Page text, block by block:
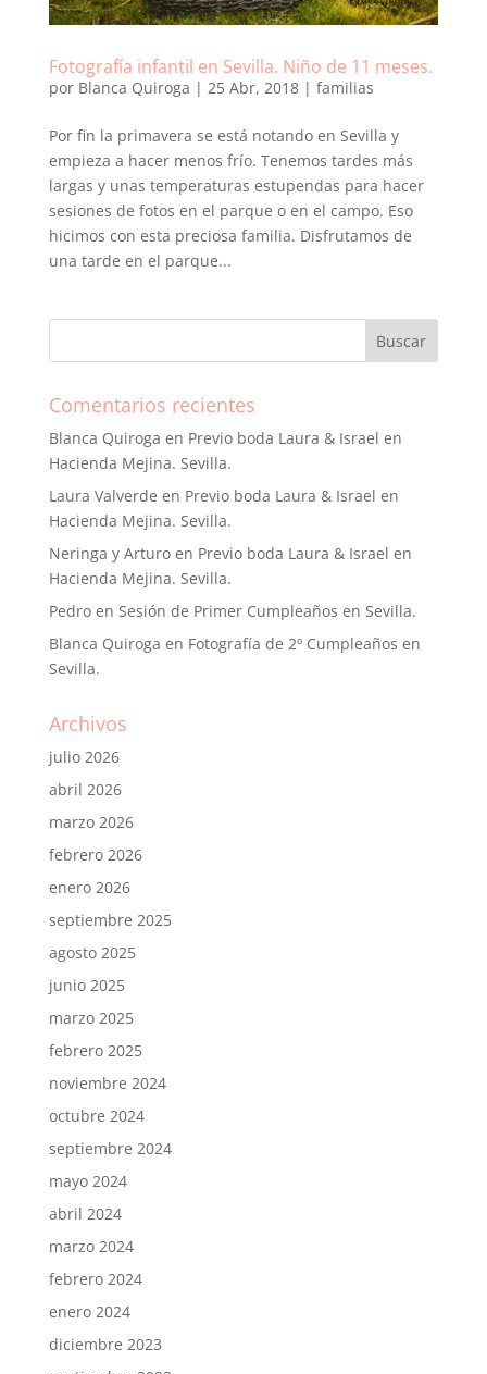
Fotografía infantil en Sevilla. Niño de 11 meses.
por Blanca Quiroga | 25 Abr, 2018| familias
Por fin la primavera se está notando en Sevilla y
empieza a hacer menos frío. Tenemos tardes más
largas y unas temperaturas estupendas para hacer
sesiones de fotos en el parque o en el campo. Eso
hicimos con esta preciosa familia. Disfrutamos de
una tarde en el parque...
Comentarios recientes
Blanca Quiroga en Previo boda Laura & Israel en
Hacienda Mejina. Sevilla.
Laura Valverde en Previo boda Laura & Israel en
Hacienda Mejina. Sevilla.
Neringa y Arturoen Previo boda Laura & Israel en
Hacienda Mejina. Sevilla.
Pedroen Sesión de Primer Cumpleaños en Sevilla.
Blanca Quiroga en Fotografía de 2º Cumpleaños en
Sevilla.
Archivos
julio 2026
abril 2026
marzo 2026
febrero 2026
enero 2026
septiembre 2025
agosto 2025
junio 2025
marzo 2025
febrero 2025
noviembre 2024
octubre 2024
septiembre 2024
mayo 2024
abril 2024
marzo 2024
febrero 2024
enero 2024
diciembre 2023